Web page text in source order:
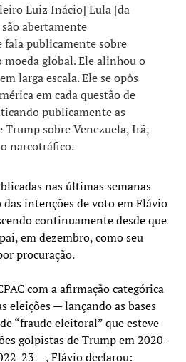
Luiz Inácio] Lula [da
abertamente
fala publicamente sobre
global. Ele alinhou o
larga escala. Ele se opôs
em cada questão de
publicamente as
Trump sobre Venezuela, Irã,
narcotráfico.
nas últimas semanas
intenções de voto em Flávio
continuamente desde que
em dezembro, como seu
procuração.
com a afirmação categórica
eleições — lançando as bases
“fraude eleitoral” que esteve
golpistas de Trump em 2020-
23 —, Flávio declarou: